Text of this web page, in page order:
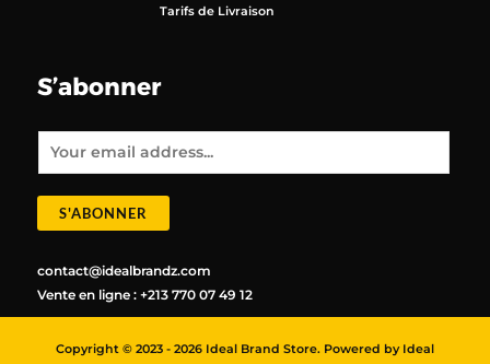
Tarifs de Livraison
S’abonner
*
S'ABONNER
contact@idealbrandz.com
Vente en ligne : +213 770 07 49 12
Copyright © 2023 - 2026 Ideal Brand Store. Powered by Ideal